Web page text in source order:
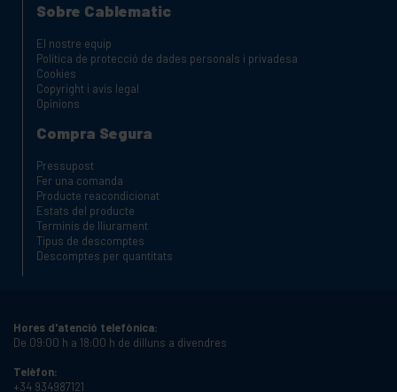
Sobre Cablematic
El nostre equip
Política de protecció de dades personals i privadesa
Cookies
Copyright i avis legal
Opinions
Compra Segura
Pressupost
Fer una comanda
Producte reacondicionat
Estats del producte
Terminis de lliurament
Tipus de descomptes
Descomptes per quantitats
Hores d'atenció telefònica:
De 09:00 h a 18:00 h de dilluns a divendres
Telèfon:
+34 934987121